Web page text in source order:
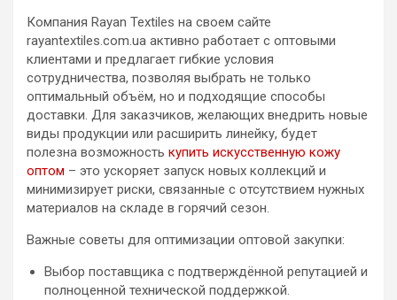
Компания Rayan Textiles на своем сайте
rayantextiles.com.ua активно работает с оптовыми
клиентами и предлагает гибкие условия
сотрудничества, позволяя выбрать не только
оптимальный объём, но и подходящие способы
доставки. Для заказчиков, желающих внедрить новые
виды продукции или расширить линейку, будет
полезна возможность купить искусственную кожу
оптом – это ускоряет запуск новых коллекций и
минимизирует риски, связанные с отсутствием нужных
материалов на складе в горячий сезон.
Важные советы для оптимизации оптовой закупки:
Выбор поставщика с подтверждённой репутацией и
полноценной технической поддержкой.